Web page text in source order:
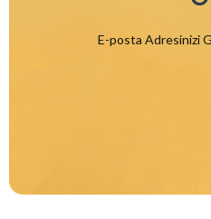
E-posta Adresinizi